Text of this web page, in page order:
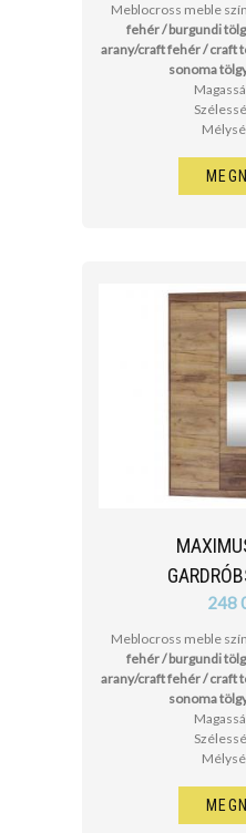
Meblocross meble
fehér / burgundi
arany/craft fehér / craft
sonoma
248
Meblocross meble
fehér / burgundi
arany/craft fehér / craft
sonoma